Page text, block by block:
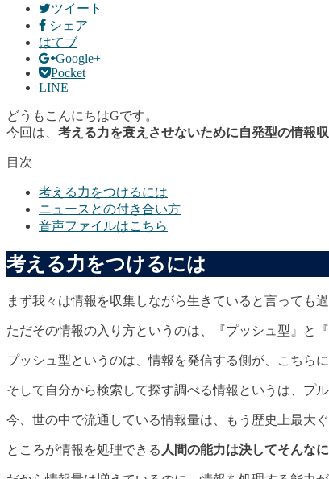
ツイート
シェア
はてブ
Google+
Pocket
LINE
どうもこんにちはGです。
今回は、 考える力を衰えさせないために自発型の情報
目次
考える力をつけるには
ニュースとの付き合い方
音声ファイルはこちら
考える力をつけるには
まず我々は情報を収集しながら生きていると言っても
ただその情報の入り方というのは、『プッシュ型』と
プッシュ型というのは、情報を発信する側が、こちら
そして自分から検索して探す調べる情報というは、プル
今、世の中で流通している情報量は、もう歴史上最大
ところが情報を処理できる 人間の能力は決してそんな